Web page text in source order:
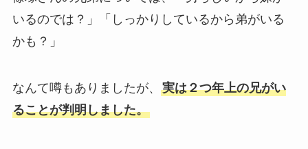
いるのでは？」「しっかりしているから弟がいる
かも？」
なんて噂もありましたが、 実は２つ年上の兄がい
ることが判明しました。